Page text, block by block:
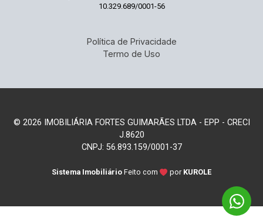
10.329.689/0001-56
Política de Privacidade
Termo de Uso
© 2026 IMOBILIÁRIA FORTES GUIMARÃES LTDA - EPP - CRECI
J.8620
CNPJ: 56.893.159/0001-37
Sistema Imobiliário Feito com por KUROLE